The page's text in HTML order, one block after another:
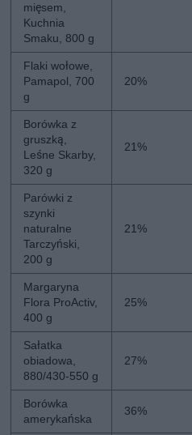
mięsem,
Kuchnia
Smaku, 800 g
Flaki wołowe,
Pamapol, 700
g
20%
Borówka z
gruszką,
Leśne Skarby,
320 g
21%
Parówki z
szynki
naturalne
Tarczyński,
200 g
21%
Margaryna
Flora ProActiv,
400 g
25%
Sałatka
obiadowa,
880/430-550 g
27%
Borówka
amerykańska
36%